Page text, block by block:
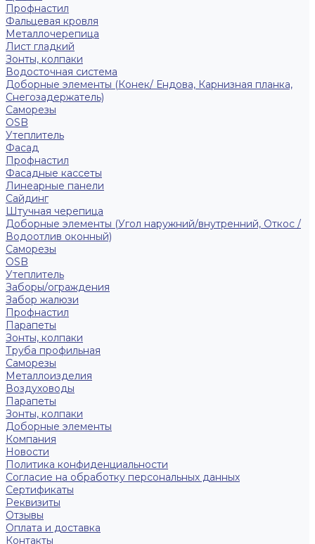
Профнастил
Фальцевая кровля
Металлочерепица
Лист гладкий
Зонты, колпаки
Водосточная система
Доборные элементы (Конек/ Ендова, Карнизная планка,
Снегозадержатель)
Саморезы
ОSB
Утеплитель
Фасад
Профнастил
Фасадные кассеты
Линеарные панели
Сайдинг
Штучная черепица
Доборные элементы (Угол наружний/внутренний, Откос /
Водоотлив оконный)
Саморезы
OSB
Утеплитель
Заборы/ограждения
Забор жалюзи
Профнастил
Парапеты
Зонты, колпаки
Труба профильная
Саморезы
Металлоизделия
Воздуховоды
Парапеты
Зонты, колпаки
Доборные элементы
Компания
Новости
Политика конфиденциальности
Согласие на обработку персональных данных
Сертификаты
Реквизиты
Отзывы
Оплата и доставка
Контакты